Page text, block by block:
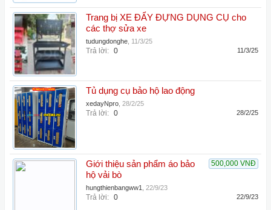
Trang bị XE ĐẨY ĐỰNG DỤNG CỤ cho
các thợ sửa xe
tudungdonghe 11/3/25
Trả lời: 0 11/3/25
Tủ dụng cụ bảo hộ lao động
xedayNpro 28/2/25
Trả lời: 0 28/2/25
500,000 VNĐ
Giới thiệu sản phẩm áo bảo
hộ vải bò
hungthienbangww1 22/9/23
Trả lời: 0 22/9/23